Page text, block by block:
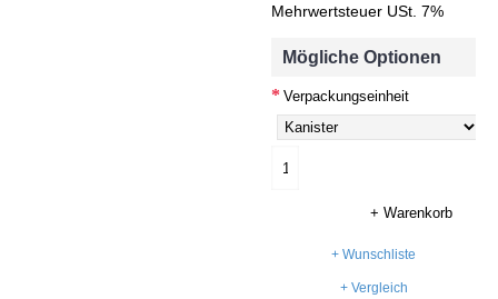
Mehrwertsteuer USt. 7%
Mögliche Optionen
Verpackungseinheit
+ Warenkorb
+ Wunschliste
+ Vergleich